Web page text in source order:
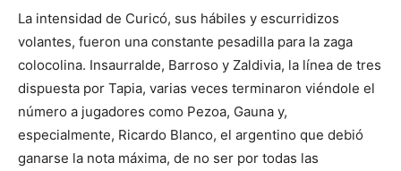
La intensidad de Curicó, sus hábiles y escurridizos
volantes, fueron una constante pesadilla para la zaga
colocolina. Insaurralde, Barroso y Zaldivia, la línea de tres
dispuesta por Tapia, varias veces terminaron viéndole el
número a jugadores como Pezoa, Gauna y,
especialmente, Ricardo Blanco, el argentino que debió
ganarse la nota máxima, de no ser por todas las